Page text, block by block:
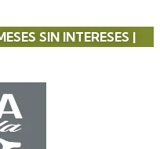
SIN INTERESES |